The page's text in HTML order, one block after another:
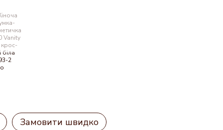
Замовити швидко